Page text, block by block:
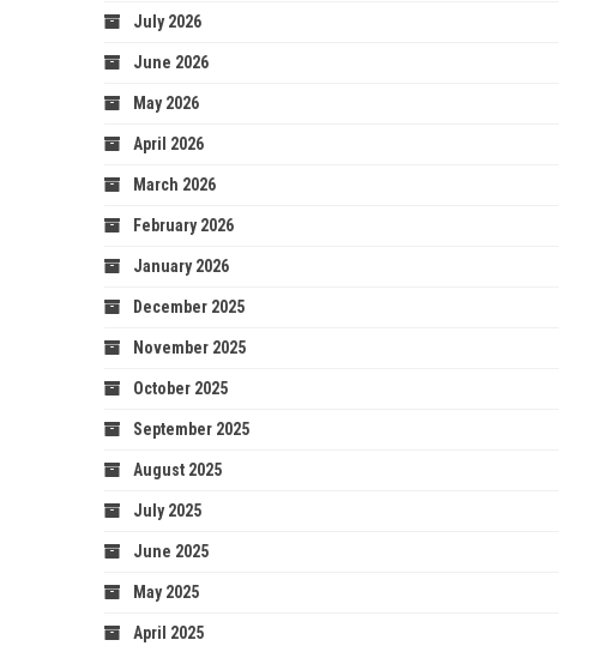
July 2026
June 2026
May 2026
April 2026
March 2026
February 2026
January 2026
December 2025
November 2025
October 2025
September 2025
August 2025
July 2025
June 2025
May 2025
April 2025